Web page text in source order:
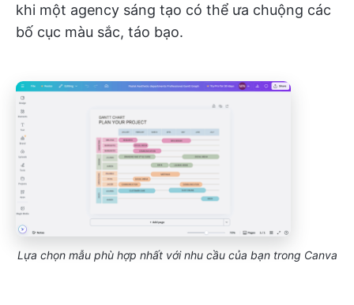
khi một agency sáng tạo có thể ưa chuộng các
bố cục màu sắc, táo bạo.
Lựa chọn mẫu phù hợp nhất với nhu cầu của bạn trong Canva